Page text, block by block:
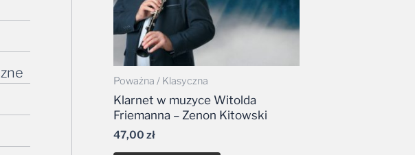
Poważna / Klasyczna
Klarnet w muzyce Witolda
Friemanna – Zenon Kitowski
47,00zł